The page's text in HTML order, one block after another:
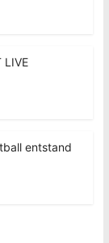
LIVE
entstand